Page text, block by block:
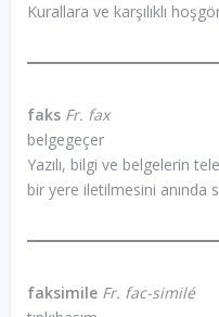
Kurallara ve karşılıklı
faksFr. fax
belgegeçer
Yazılı, bilgi ve belgelerin
bir yere iletilmesini anında
faksimileFr. fac-similé